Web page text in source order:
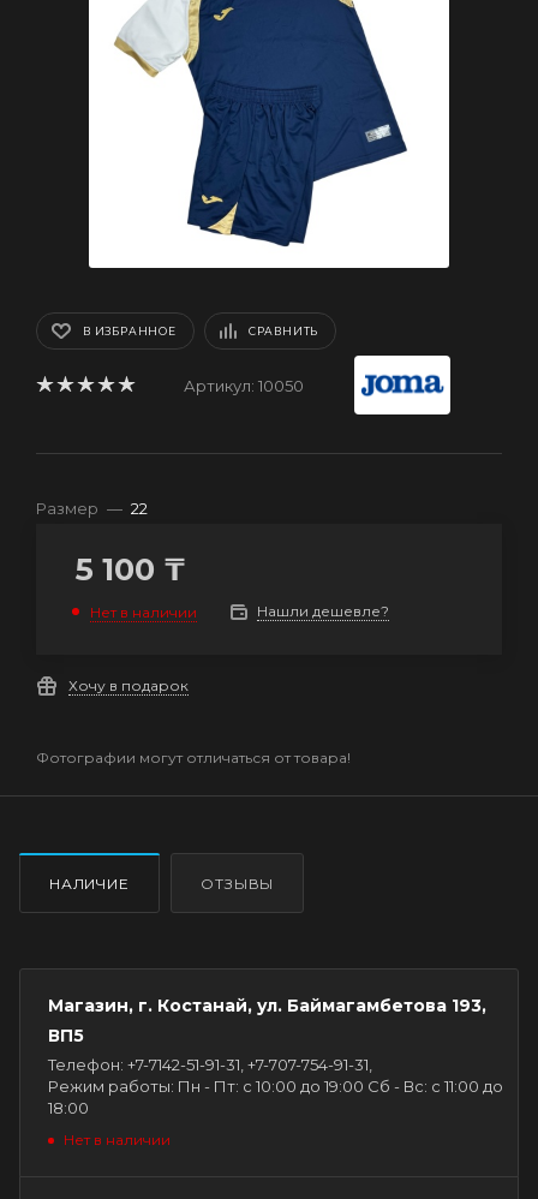
В ИЗБРАННОЕ СРАВНИТЬ
Артикул: 10050
Размер — 22
5 100 ₸
Нет в наличии Нашли дешевле?
Хочу в подарок
Фотографии могут отличаться от товара!
НАЛИЧИЕ ОТЗЫВЫ
Магазин, г. Костанай, ул. Баймагамбетова 193,
ВП5
Телефон: +7-7142-51-91-31, +7-707-754-91-31,
Режим работы: Пн - Пт: с 10:00 до 19:00 Сб - Вс: с 11:00 до
18:00
Нет в наличии